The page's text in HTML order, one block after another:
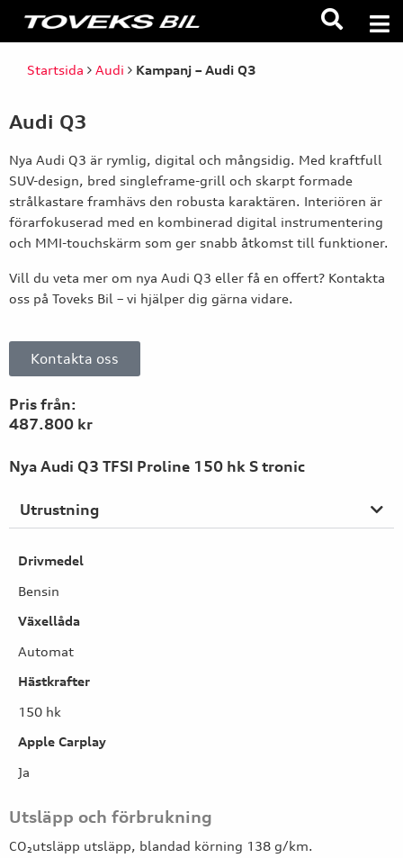
Startsida Audi Kampanj – Audi Q3
Audi Q3
Nya Audi Q3 är rymlig, digital och mångsidig. Med kraftfull
SUV-design, bred singleframe-grill och skarpt formade
strålkastare framhävs den robusta karaktären. Interiören är
förarfokuserad med en kombinerad digital instrumentering
och MMI-touchskärm som ger snabb åtkomst till funktioner.
Vill du veta mer om nya Audi Q3 eller få en offert? Kontakta
oss på Toveks Bil – vi hjälper dig gärna vidare.
Kontakta oss
Pris från:
487.800 kr
Nya Audi Q3 TFSI Proline 150 hk S tronic
Utrustning
Drivmedel
Bensin
Växellåda
Automat
Hästkrafter
150 hk
Apple Carplay
Ja
Utsläpp och förbrukning
CO₂utsläpp utsläpp, blandad körning 138 g/km.